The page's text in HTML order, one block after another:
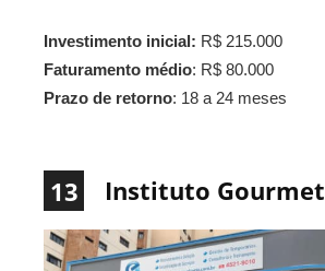
Investimento inicial: R$ 215.000
Faturamento médio: R$ 80.000
Prazo de retorno: 18 a 24 meses
13 Instituto Gourmet